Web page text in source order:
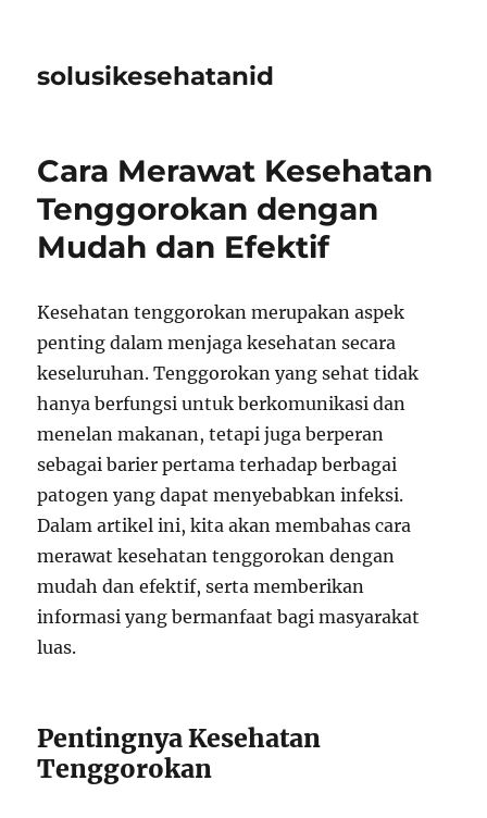
solusikesehatanid
Cara Merawat Kesehatan
Tenggorokan dengan
Mudah dan Efektif
Kesehatan tenggorokan merupakan aspek
penting dalam menjaga kesehatan secara
keseluruhan. Tenggorokan yang sehat tidak
hanya berfungsi untuk berkomunikasi dan
menelan makanan, tetapi juga berperan
sebagai barier pertama terhadap berbagai
patogen yang dapat menyebabkan infeksi.
Dalam artikel ini, kita akan membahas cara
merawat kesehatan tenggorokan dengan
mudah dan efektif, serta memberikan
informasi yang bermanfaat bagi masyarakat
luas.
Pentingnya Kesehatan
Tenggorokan